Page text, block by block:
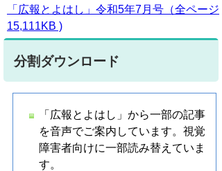
「広報とよはし」令和5年7月号（全ページ
15,111KB )
分割ダウンロード
「広報とよはし」から一部の記事
を音声でご案内しています。視覚
障害者向けに一部読み替えていま
す。